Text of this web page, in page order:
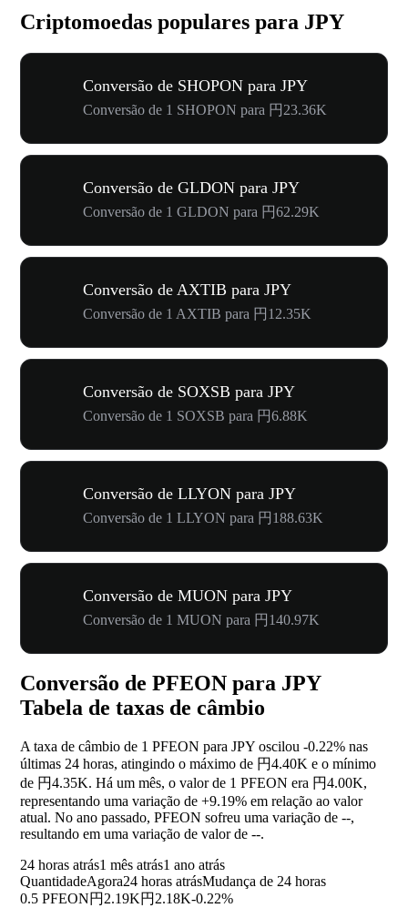
Criptomoedas populares para JPY
Conversão de SHOPON para JPY
Conversão de 1 SHOPON para 円23.36K
Conversão de GLDON para JPY
Conversão de 1 GLDON para 円62.29K
Conversão de AXTIB para JPY
Conversão de 1 AXTIB para 円12.35K
Conversão de SOXSB para JPY
Conversão de 1 SOXSB para 円6.88K
Conversão de LLYON para JPY
Conversão de 1 LLYON para 円188.63K
Conversão de MUON para JPY
Conversão de 1 MUON para 円140.97K
Conversão de PFEON para JPY
Tabela de taxas de câmbio
A taxa de câmbio de 1 PFEON para JPY oscilou -0.22% nas
últimas 24 horas, atingindo o máximo de 円4.40K e o mínimo
de 円4.35K. Há um mês, o valor de 1 PFEON era 円4.00K,
representando uma variação de +9.19% em relação ao valor
atual. No ano passado, PFEON sofreu uma variação de --,
resultando em uma variação de valor de --.
24 horas atrás1 mês atrás1 ano atrás
QuantidadeAgora24 horas atrásMudança de 24 horas
0.5 PFEON円2.19K円2.18K-0.22%